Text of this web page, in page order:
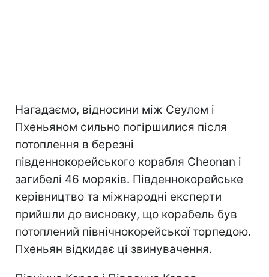
Нагадаємо, відносини між Сеулом і
Пхеньяном сильно погіршилися після
потоплення в березні
південнокорейського корабля Cheonan і
загибелі 46 моряків. Південнокорейське
керівництво та міжнародні експерти
прийшли до висновку, що корабель був
потоплений північнокорейської торпедою.
Пхеньян відкидає ці звинувачення.